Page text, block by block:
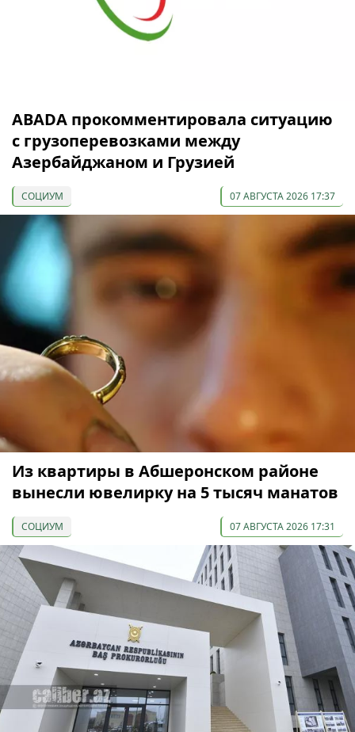
ABADA прокомментировала ситуацию
с грузоперевозками между
Азербайджаном и Грузией
СОЦИУМ 07 АВГУСТА 2026 17:37
Из квартиры в Абшеронском районе
вынесли ювелирку на 5 тысяч манатов
СОЦИУМ 07 АВГУСТА 2026 17:31